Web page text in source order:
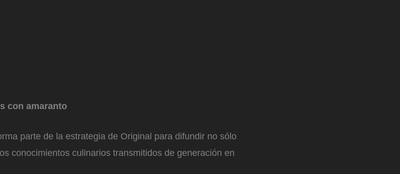
con amaranto
parte de la estrategia de Original para difundir no sólo
conocimientos culinarios transmitidos de generación en